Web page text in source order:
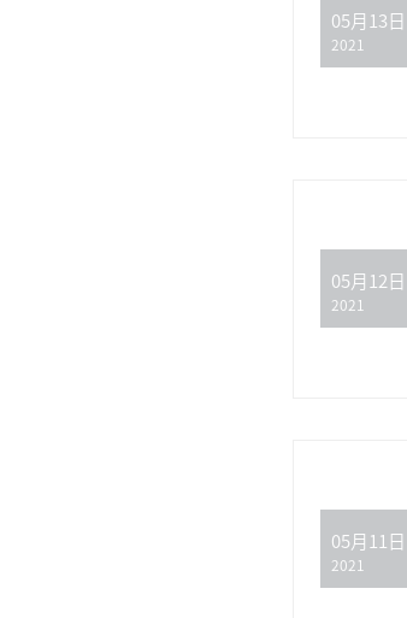
05月13日
2021
05月12日
2021
05月11日
2021